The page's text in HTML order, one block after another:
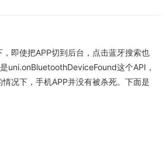
即使把APP切到后台，点击蓝牙搜索也
uni.onBluetoothDeviceFound这个API，
况下，手机APP并没有被杀死。下面是